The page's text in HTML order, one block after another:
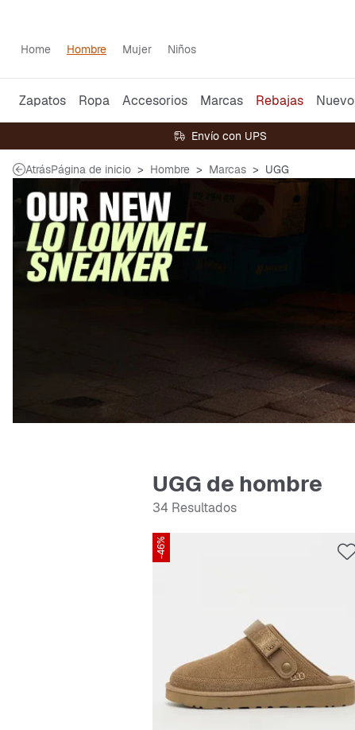
Home Hombre Mujer Niños
Zapatos Ropa Accesorios Marcas Rebajas Nuevo
Envío con UPS
AtrásPágina de inicio Hombre Marcas UGG
UGG de hombre
34 Resultados
-46%